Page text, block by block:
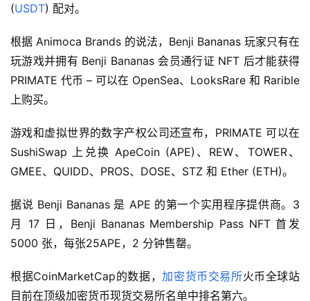
(USDT) 配对。
根据 Animoca Brands 的说法，Benji Bananas 玩家只有在
玩游戏并拥有 Benji Bananas 会员通行证 NFT 后才能获得
PRIMATE 代币 – 可以在 OpenSea、LooksRare 和 Rarible
上购买。
游戏和虚拟世界的数字产权公司还宣布，PRIMATE 可以在
SushiSwap 上兑换 ApeCoin (APE)、REW、TOWER、
GMEE、QUIDD、PROS、DOSE、STZ 和 Ether (ETH)。
据说 Benji Bananas 是 APE 的第一个实用程序提供商。3
月 17 日，Benji Bananas Membership Pass NFT 首发
5000 张，每张25APE，2 分钟售罄。
根据CoinMarketCap的数据，加密货币交易所火币全球站
目前在顶级加密货币现货交易所名单中排名第六。